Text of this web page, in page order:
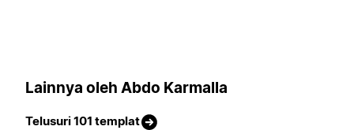
Lainnya oleh Abdo Karmalla
Telusuri 101 templat